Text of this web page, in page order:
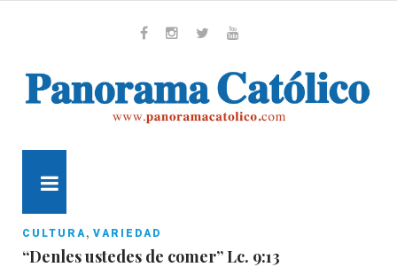
CULTURA, VARIEDAD
“Denles ustedes de comer” Lc. 9:13